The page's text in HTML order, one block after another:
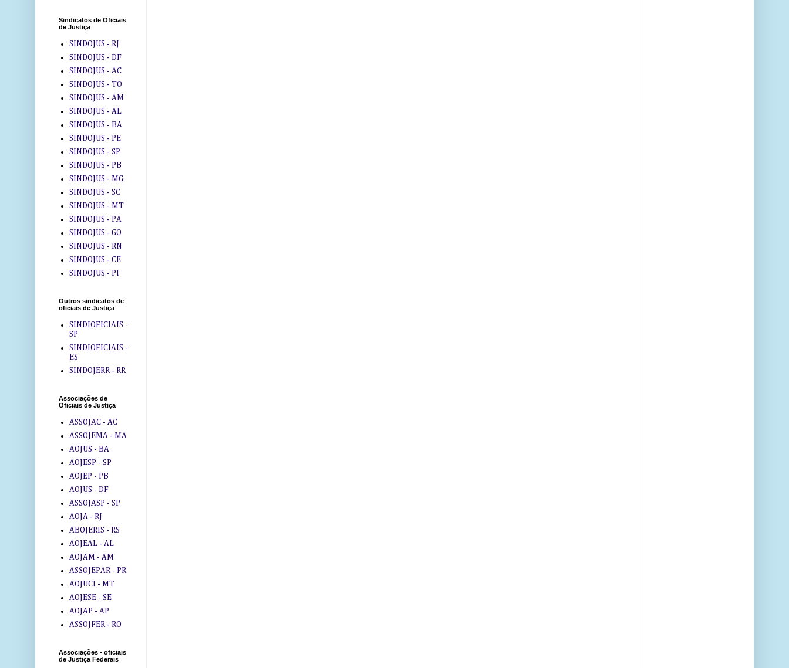
Sindicatos de Oficiais
de Justiça
SINDOJUS - RJ
SINDOJUS - DF
SINDOJUS - AC
SINDOJUS - TO
SINDOJUS - AM
SINDOJUS - AL
SINDOJUS - BA
SINDOJUS - PE
SINDOJUS - SP
SINDOJUS - PB
SINDOJUS - MG
SINDOJUS - SC
SINDOJUS - MT
SINDOJUS - PA
SINDOJUS - GO
SINDOJUS - RN
SINDOJUS - CE
SINDOJUS - PI
Outros sindicatos de
oficiais de Justiça
SINDIOFICIAIS -
SP
SINDIOFICIAIS -
ES
SINDOJERR - RR
Associações de
Oficiais de Justiça
ASSOJAC - AC
ASSOJEMA - MA
AOJUS - BA
AOJESP - SP
AOJEP - PB
AOJUS - DF
ASSOJASP - SP
AOJA - RJ
ABOJERIS - RS
AOJEAL - AL
AOJAM - AM
ASSOJEPAR - PR
AOJUCI - MT
AOJESE - SE
AOJAP - AP
ASSOJFER - RO
Associações - oficiais
de Justiça Federais